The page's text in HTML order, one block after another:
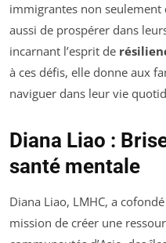
immigrantes non
aussi de prospérer dans
incarnant l’esprit de
à ces défis, elle donne aux
naviguer dans leur vie
Diana Liao :
santé mentale
Diana Liao, LMHC, a cofondé
mission de créer une